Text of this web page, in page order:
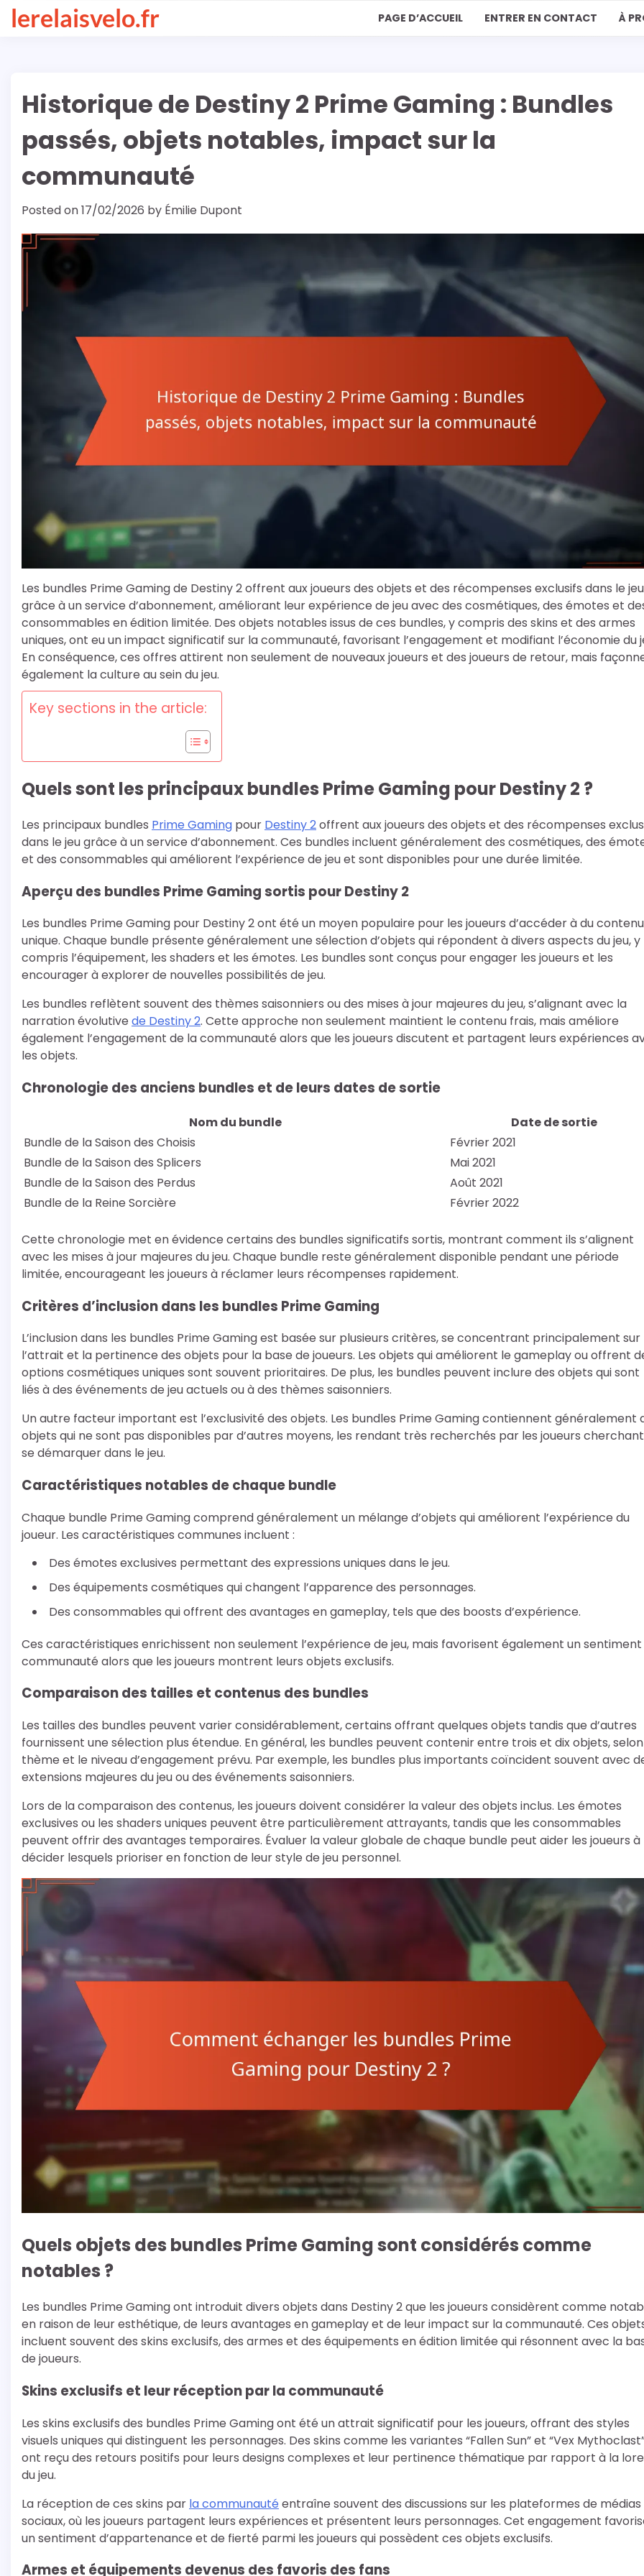
Skiplerelaisvelo.fr PAGE D’ACCUEIL ENTRER EN CONTACT À
Historique de Destiny 2 Prime Gaming : Bundles
passés, objets notables, impact sur la
communauté
Posted on17/02/2026 by Émilie Dupont
Les bundles Prime Gaming de Destiny 2 offrent aux joueurs des objets et des récompenses exclusifs dans le jeu
grâce à un service d’abonnement, améliorant leur expérience de jeu avec des cosmétiques, des émotes et
consommables en édition limitée. Des objets notables issus de ces bundles, y compris des skins et des armes
uniques, ont eu un impact significatif sur la communauté, favorisant l’engagement et modifiant l’économie du
En conséquence, ces offres attirent non seulement de nouveaux joueurs et des joueurs de retour, mais
également la culture au sein du jeu.
Key sections in the article:
Quels sont les principaux bundles Prime Gaming pour Destiny 2 ?
Les principaux bundles Prime Gaming pour Destiny 2offrent aux joueurs des objets et des récompenses
dans le jeu grâce à un service d’abonnement. Ces bundles incluent généralement des cosmétiques, des
et des consommables qui améliorent l’expérience de jeu et sont disponibles pour une durée limitée.
Aperçu des bundles Prime Gaming sortis pour Destiny 2
Les bundles Prime Gaming pour Destiny 2 ont été un moyen populaire pour les joueurs d’accéder à du contenu
unique. Chaque bundle présente généralement une sélection d’objets qui répondent à divers aspects du jeu, y
compris l’équipement, les shaders et les émotes. Les bundles sont conçus pour engager les joueurs et les
encourager à explorer de nouvelles possibilités de jeu.
Les bundles reflètent souvent des thèmes saisonniers ou des mises à jour majeures du jeu, s’alignant avec la
narration évolutive de Destiny 2. Cette approche non seulement maintient le contenu frais, mais améliore
également l’engagement de la communauté alors que les joueurs discutent et partagent leurs expériences
les objets.
Chronologie des anciens bundles et de leurs dates de sortie
Nom du bundle
Date de sortie
Bundle de la Saison des Choisis
Février 2021
Bundle de la Saison des Splicers
Mai 2021
Bundle de la Saison des Perdus
Août 2021
Bundle de la Reine Sorcière
Février 2022
Cette chronologie met en évidence certains des bundles significatifs sortis, montrant comment ils s’alignent
avec les mises à jour majeures du jeu. Chaque bundle reste généralement disponible pendant une période
limitée, encourageant les joueurs à réclamer leurs récompenses rapidement.
Critères d’inclusion dans les bundles Prime Gaming
L’inclusion dans les bundles Prime Gaming est basée sur plusieurs critères, se concentrant principalement sur
l’attrait et la pertinence des objets pour la base de joueurs. Les objets qui améliorent le gameplay ou offrent
options cosmétiques uniques sont souvent prioritaires. De plus, les bundles peuvent inclure des objets qui sont
liés à des événements de jeu actuels ou à des thèmes saisonniers.
Un autre facteur important est l’exclusivité des objets. Les bundles Prime Gaming contiennent généralement
objets qui ne sont pas disponibles par d’autres moyens, les rendant très recherchés par les joueurs
se démarquer dans le jeu.
Caractéristiques notables de chaque bundle
Chaque bundle Prime Gaming comprend généralement un mélange d’objets qui améliorent l’expérience du
joueur. Les caractéristiques communes incluent :
Des émotes exclusives permettant des expressions uniques dans le jeu.
Des équipements cosmétiques qui changent l’apparence des personnages.
Des consommables qui offrent des avantages en gameplay, tels que des boosts d’expérience.
Ces caractéristiques enrichissent non seulement l’expérience de jeu, mais favorisent également un
communauté alors que les joueurs montrent leurs objets exclusifs.
Comparaison des tailles et contenus des bundles
Les tailles des bundles peuvent varier considérablement, certains offrant quelques objets tandis que d’autres
fournissent une sélection plus étendue. En général, les bundles peuvent contenir entre trois et dix objets,
thème et le niveau d’engagement prévu. Par exemple, les bundles plus importants coïncident souvent avec
extensions majeures du jeu ou des événements saisonniers.
Lors de la comparaison des contenus, les joueurs doivent considérer la valeur des objets inclus. Les émotes
exclusives ou les shaders uniques peuvent être particulièrement attrayants, tandis que les consommables
peuvent offrir des avantages temporaires. Évaluer la valeur globale de chaque bundle peut aider les joueurs à
décider lesquels prioriser en fonction de leur style de jeu personnel.
Quels objets des bundles Prime Gaming sont considérés comme
notables ?
Les bundles Prime Gaming ont introduit divers objets dans Destiny 2 que les joueurs considèrent comme
en raison de leur esthétique, de leurs avantages en gameplay et de leur impact sur la communauté. Ces
incluent souvent des skins exclusifs, des armes et des équipements en édition limitée qui résonnent avec la
de joueurs.
Skins exclusifs et leur réception par la communauté
Les skins exclusifs des bundles Prime Gaming ont été un attrait significatif pour les joueurs, offrant des styles
visuels uniques qui distinguent les personnages. Des skins comme les variantes “Fallen Sun” et “Vex
ont reçu des retours positifs pour leurs designs complexes et leur pertinence thématique par rapport à la lore
du jeu.
La réception de ces skins par la communauté entraîne souvent des discussions sur les plateformes de médias
sociaux, où les joueurs partagent leurs expériences et présentent leurs personnages. Cet engagement
un sentiment d’appartenance et de fierté parmi les joueurs qui possèdent ces objets exclusifs.
Armes et équipements devenus des favoris des fans